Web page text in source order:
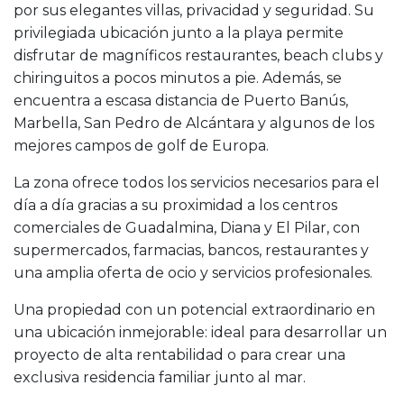
por sus elegantes villas, privacidad y seguridad. Su
privilegiada ubicación junto a la playa permite
disfrutar de magníficos restaurantes, beach clubs y
chiringuitos a pocos minutos a pie. Además, se
encuentra a escasa distancia de Puerto Banús,
Marbella, San Pedro de Alcántara y algunos de los
mejores campos de golf de Europa.
La zona ofrece todos los servicios necesarios para el
día a día gracias a su proximidad a los centros
comerciales de Guadalmina, Diana y El Pilar, con
supermercados, farmacias, bancos, restaurantes y
una amplia oferta de ocio y servicios profesionales.
Una propiedad con un potencial extraordinario en
una ubicación inmejorable: ideal para desarrollar un
proyecto de alta rentabilidad o para crear una
exclusiva residencia familiar junto al mar.